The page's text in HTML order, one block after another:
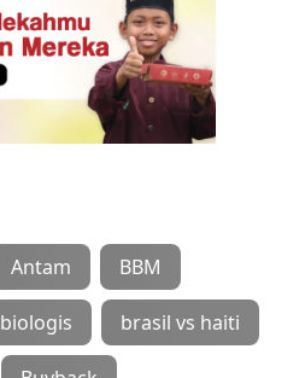
Antam BBM
biologis brasil vs haiti